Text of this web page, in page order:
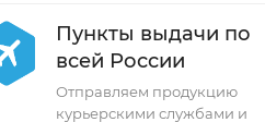
Пункты выдачи по
всей России
Отправляем продукцию
курьерскими службами и